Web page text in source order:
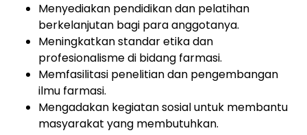
Menyediakan pendidikan dan pelatihan
berkelanjutan bagi para anggotanya.
Meningkatkan standar etika dan
profesionalisme di bidang farmasi.
Memfasilitasi penelitian dan pengembangan
ilmu farmasi.
Mengadakan kegiatan sosial untuk membantu
masyarakat yang membutuhkan.